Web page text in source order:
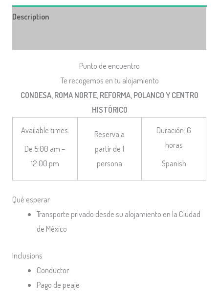
Description
Punto de encuentro
Te recogemos en tu alojamiento
CONDESA, ROMA NORTE, REFORMA, POLANCO Y CENTRO
HISTÓRICO
Available times:
De 5:00 am –
12:00 pm
Reserva a
partir de 1
persona
Duración: 6
horas
Spanish
Qué esperar
Transporte privado desde su alojamiento en la Ciudad
de México
Inclusions
Conductor
Pago de peaje